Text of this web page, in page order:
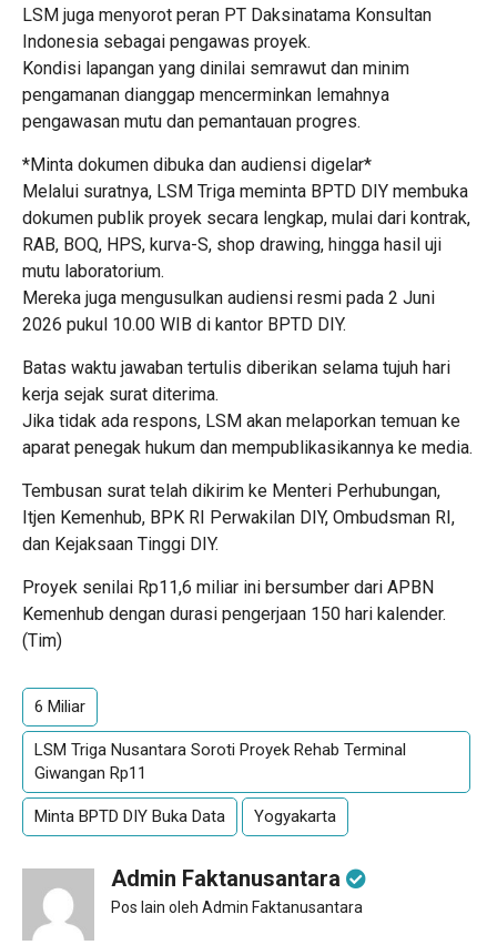
LSM juga menyorot peran PT Daksinatama Konsultan
Indonesia sebagai pengawas proyek.
Kondisi lapangan yang dinilai semrawut dan minim
pengamanan dianggap mencerminkan lemahnya
pengawasan mutu dan pemantauan progres.
*Minta dokumen dibuka dan audiensi digelar*
Melalui suratnya, LSM Triga meminta BPTD DIY membuka
dokumen publik proyek secara lengkap, mulai dari kontrak,
RAB, BOQ, HPS, kurva-S, shop drawing, hingga hasil uji
mutu laboratorium.
Mereka juga mengusulkan audiensi resmi pada 2 Juni
2026 pukul 10.00 WIB di kantor BPTD DIY.
Batas waktu jawaban tertulis diberikan selama tujuh hari
kerja sejak surat diterima.
Jika tidak ada respons, LSM akan melaporkan temuan ke
aparat penegak hukum dan mempublikasikannya ke media.
Tembusan surat telah dikirim ke Menteri Perhubungan,
Itjen Kemenhub, BPK RI Perwakilan DIY, Ombudsman RI,
dan Kejaksaan Tinggi DIY.
Proyek senilai Rp11,6 miliar ini bersumber dari APBN
Kemenhub dengan durasi pengerjaan 150 hari kalender.
(Tim)
6 Miliar
LSM Triga Nusantara Soroti Proyek Rehab Terminal
Giwangan Rp11
Minta BPTD DIY Buka Data Yogyakarta
Admin Faktanusantara
Pos lain oleh Admin Faktanusantara